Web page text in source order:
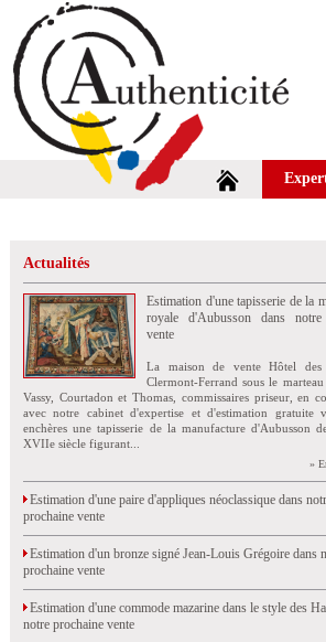
Actualités
Estimation d'une tapisserie de la
royale d'Aubusson dans notre
vente
La maison de vente Hôtel des
Clermont-Ferrand sous le
Vassy, Courtadon et Thomas, commissaires priseur, en
avec notre cabinet d'expertise et d'estimation gratuite
enchères une tapisserie de la manufacture d'Aubusson
XVIIe siècle figurant...
»
Estimation d'une paire d'appliques néoclassique dans
prochaine vente
Estimation d'un bronze signé Jean-Louis Grégoire dans
prochaine vente
Estimation d'une commode mazarine dans le style des
notre prochaine vente